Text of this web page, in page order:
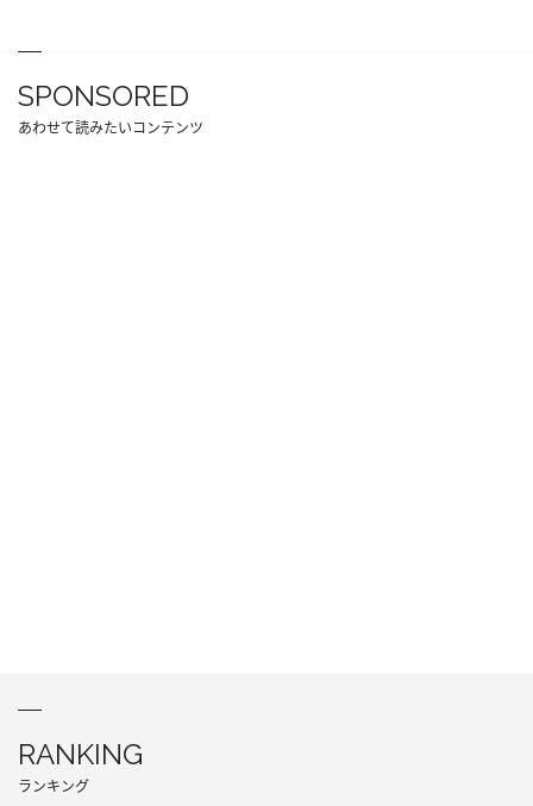
SPONSORED
あわせて読みたいコンテンツ
RANKING
ランキング